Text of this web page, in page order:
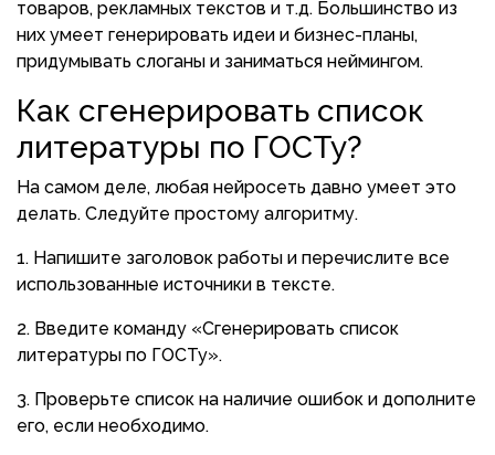
товаров, рекламных текстов и т.д. Большинство из
них умеет генерировать идеи и бизнес-планы,
придумывать слоганы и заниматься неймингом.
Как сгенерировать список
литературы по ГОСТу?
На самом деле, любая нейросеть давно умеет это
делать. Следуйте простому алгоритму.
1. Напишите заголовок работы и перечислите все
использованные источники в тексте.
2. Введите команду «Сгенерировать список
литературы по ГОСТу».
3. Проверьте список на наличие ошибок и дополните
его, если необходимо.